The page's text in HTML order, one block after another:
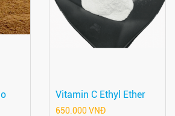
Vitamin C Ethyl Ether
650.000 VNĐ